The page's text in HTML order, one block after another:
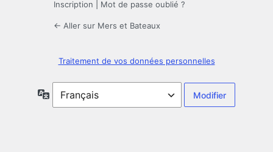
Inscription Mot de passe oublié ?
← Aller sur Mers et Bateaux
Traitement de vos données personnelles
Langue